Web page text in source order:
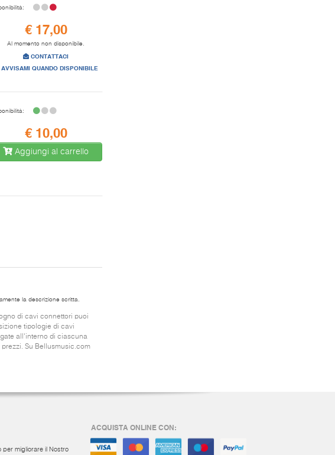
€ 17,00
Al momento non disponibile.
CONTATTACI
QUANDO DISPONIBILE
€ 10,00
Aggiungi al carrello
la descrizione scritta.
di cavi connettori puoi
tipologie di cavi
all'interno di ciascuna
Su Bellusmusic.com
per migliorare il Nostro
ACQUISTA ONLINE CON: